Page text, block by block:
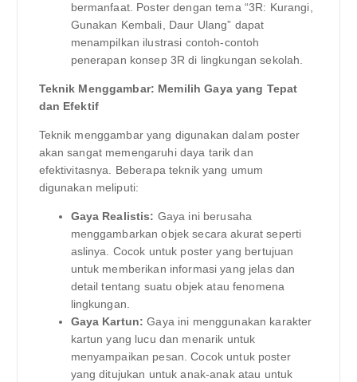
bermanfaat. Poster dengan tema “3R: Kurangi,
Gunakan Kembali, Daur Ulang” dapat
menampilkan ilustrasi contoh-contoh
penerapan konsep 3R di lingkungan sekolah.
Teknik Menggambar: Memilih Gaya yang Tepat
dan Efektif
Teknik menggambar yang digunakan dalam poster
akan sangat memengaruhi daya tarik dan
efektivitasnya. Beberapa teknik yang umum
digunakan meliputi:
Gaya Realistis: Gaya ini berusaha
menggambarkan objek secara akurat seperti
aslinya. Cocok untuk poster yang bertujuan
untuk memberikan informasi yang jelas dan
detail tentang suatu objek atau fenomena
lingkungan.
Gaya Kartun: Gaya ini menggunakan karakter
kartun yang lucu dan menarik untuk
menyampaikan pesan. Cocok untuk poster
yang ditujukan untuk anak-anak atau untuk